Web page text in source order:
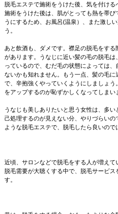
脱毛エステで施術をうけた後、気を付ける
施術をうけた後は、肌がとっても熱を帯
うにするため、お風呂(温泉）、また激し
う。
あと飲酒も、ダメです。襟足の脱毛をす
があります。うなじに近い髪の毛の脱毛
っているので、むだ毛の状態によっては
ないかも知れません。もう一点、髪の毛
で、辛抱強くやっていくようにしましょ
をアップするのが恥ずかしくなってしまい
うなじも美しありたいと思う女性は、多
己処理するのが見えない分、やりづらい
ような脱毛エステで、脱毛したら良いので
近頃、サロンなどで脱毛をする人が増えて
脱毛需要が大聴くする中で、脱毛サービ
す。